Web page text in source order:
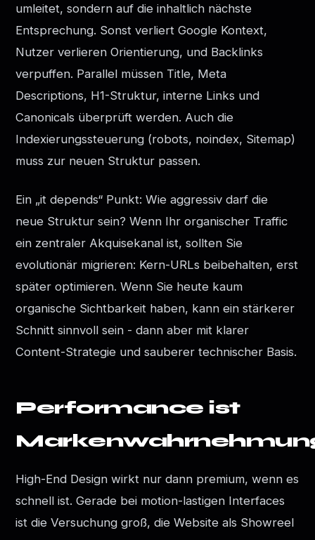
umleitet, sondern auf die inhaltlich nächste
Entsprechung. Sonst verliert Google Kontext,
Nutzer verlieren Orientierung, und Backlinks
verpuffen. Parallel müssen Title, Meta
Descriptions, H1-Struktur, interne Links und
Canonicals überprüft werden. Auch die
Indexierungssteuerung (robots, noindex, Sitemap)
muss zur neuen Struktur passen.
Ein „it depends“ Punkt: Wie aggressiv darf die
neue Struktur sein? Wenn Ihr organischer Traffic
ein zentraler Akquisekanal ist, sollten Sie
evolutionär migrieren: Kern-URLs beibehalten, erst
später optimieren. Wenn Sie heute kaum
organische Sichtbarkeit haben, kann ein stärkerer
Schnitt sinnvoll sein - dann aber mit klarer
Content-Strategie und sauberer technischer Basis.
Performance ist
High-End Design wirkt nur dann premium, wenn es
schnell ist. Gerade bei motion-lastigen Interfaces
ist die Versuchung groß, die Website als Showreel